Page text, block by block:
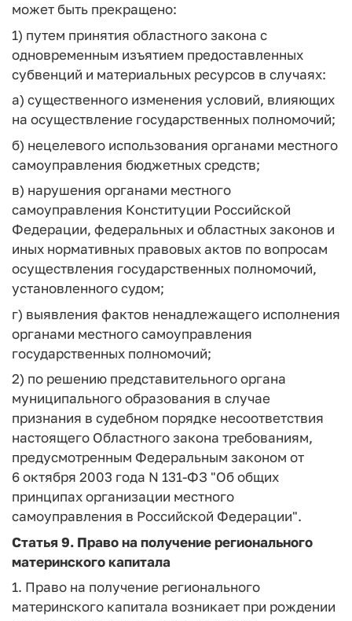
может быть прекращено:
1) путем принятия областного закона с
одновременным изъятием предоставленных
субвенций и материальных ресурсов в случаях:
а) существенного изменения условий, влияющих
на осуществление государственных полномочий;
б) нецелевого использования органами местного
самоуправления бюджетных средств;
в) нарушения органами местного
самоуправления Конституции Российской
Федерации, федеральных и областных законов и
иных нормативных правовых актов по вопросам
осуществления государственных полномочий,
установленного судом;
г) выявления фактов ненадлежащего исполнения
органами местного самоуправления
государственных полномочий;
2) по решению представительного органа
муниципального образования в случае
признания в судебном порядке несоответствия
настоящего Областного закона требованиям,
предусмотренным Федеральным законом от
6 октября 2003 года N 131-ФЗ "Об общих
принципах организации местного
самоуправления в Российской Федерации".
Статья 9. Право на получение регионального
материнского капитала
1. Право на получение регионального
материнского капитала возникает при рождении